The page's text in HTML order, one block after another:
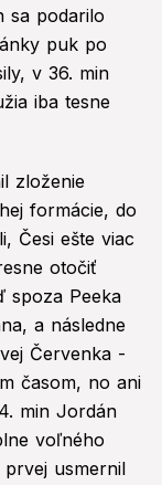
sa podarilo
puk po
v 36. min
iba tesne
zloženie
formácie, do
Česi ešte viac
otočiť
spoza Peeka
a následne
Červenka -
časom, no ani
min Jordán
voľného
usmernil